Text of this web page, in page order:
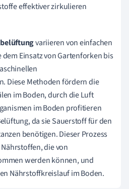
effektiver zirkulieren
variieren von einfachen
Einsatz von Gartenforken bis
Diese Methoden fördern die
im Boden, durch die Luft
im Boden profitieren
da sie Sauerstoff für den
benötigen. Dieser Prozess
die von
werden können, und
Nährstoffkreislauf im Boden.